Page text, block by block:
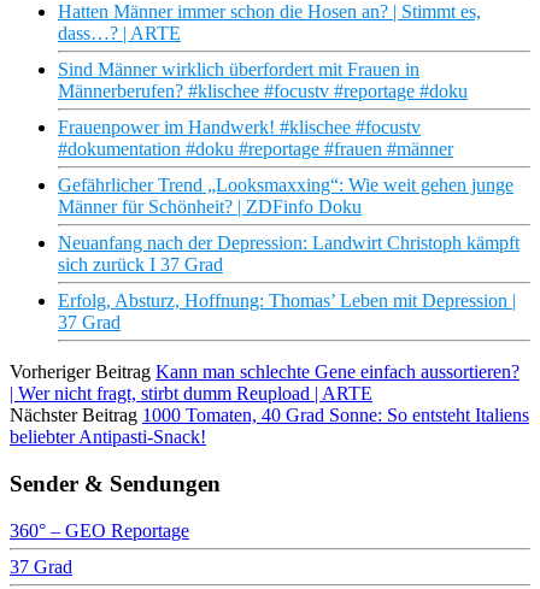
Hatten Männer immer schon die Hosen an? | Stimmt es,
dass…? | ARTE
Sind Männer wirklich überfordert mit Frauen in
Männerberufen? #klischee #focustv #reportage #doku
Frauenpower im Handwerk! #klischee #focustv
#dokumentation #doku #reportage #frauen #männer
Gefährlicher Trend „Looksmaxxing“: Wie weit gehen junge
Männer für Schönheit? | ZDFinfo Doku
Neuanfang nach der Depression: Landwirt Christoph kämpft
sich zurück I 37 Grad
Erfolg, Absturz, Hoffnung: Thomas’ Leben mit Depression |
37 Grad
Vorheriger Beitrag Kann man schlechte Gene einfach aussortieren?
| Wer nicht fragt, stirbt dumm Reupload | ARTE
Nächster Beitrag 1000 Tomaten, 40 Grad Sonne: So entsteht Italiens
beliebter Antipasti-Snack!
Sender & Sendungen
360° – GEO Reportage
37 Grad